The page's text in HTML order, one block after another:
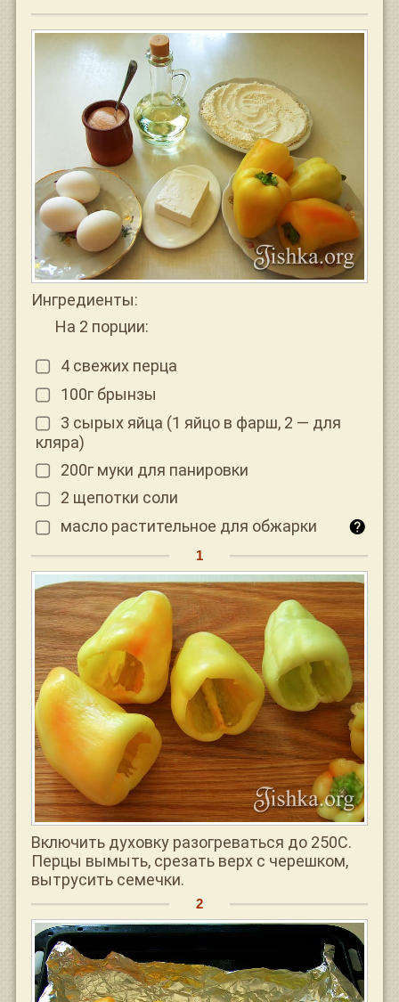
Ингредиенты:
На 2 порции:
4 свежих перца
100г брынзы
3 сырых яйца (1 яйцо в фарш, 2 — для
кляра)
200г муки для панировки
2 щепотки соли
масло растительное для обжарки
Включить духовку разогреваться до 250С.
Перцы вымыть, срезать верх с черешком,
вытрусить семечки.